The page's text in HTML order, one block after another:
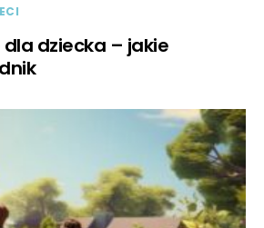
dla dziecka – jakie